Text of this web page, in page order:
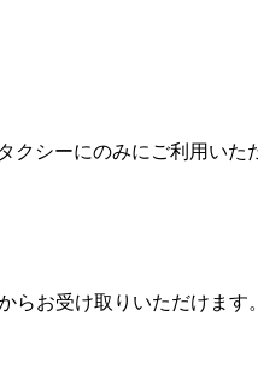
シーにのみにご利用いた
らお受け取りいただけます